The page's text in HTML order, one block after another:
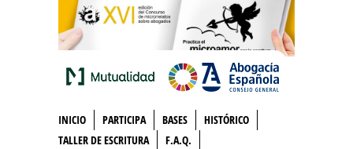
INICIO PARTICIPA BASES
HISTÓRICO
TALLER DE ESCRITURA
F.A.Q.